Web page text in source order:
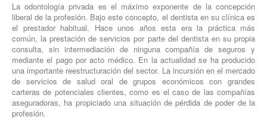
La odontología privada es el máximo exponente de la concepción
liberal de la profesión. Bajo este concepto, el dentista en su clínica es
el prestador habitual. Hace unos años esta era la práctica más
común, la prestación de servicios por parte del dentista en su propia
consulta, sin intermediación de ninguna compañía de seguros y
mediante el pago por acto médico. En la actualidad se ha producido
una importante reestructuración del sector. La incursión en el mercado
de servicios de salud oral de grupos económicos con grandes
carteras de potenciales clientes, como es el caso de las compañías
aseguradoras, ha propiciado una situación de pérdida de poder de la
profesión.